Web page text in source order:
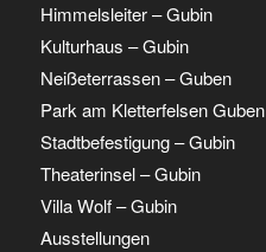
Himmelsleiter – Gubin
Kulturhaus – Gubin
Neißeterrassen – Guben
Park am Kletterfelsen Guben
Stadtbefestigung – Gubin
Theaterinsel – Gubin
Villa Wolf – Gubin
Ausstellungen